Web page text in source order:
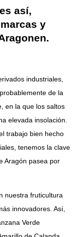
así,
y
industriales,
de la
en la que los saltos
elevada insolación.
trabajo bien hecho
tenemos la clave
Aragón pasea por
nuestra fruticultura
innovadores. Así,
Verde